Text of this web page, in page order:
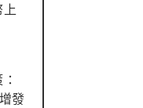
發